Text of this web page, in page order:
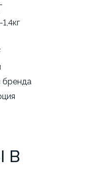
бренда
В